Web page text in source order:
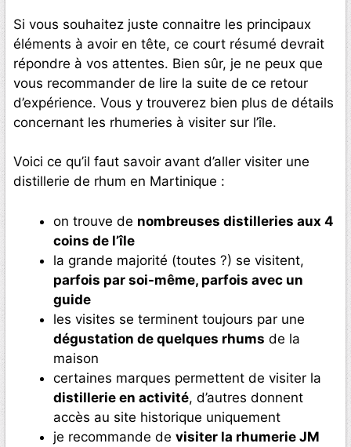
Si vous souhaitez juste connaitre les principaux
éléments à avoir en tête, ce court résumé devrait
répondre à vos attentes. Bien sûr, je ne peux que
vous recommander de lire la suite de ce retour
d’expérience. Vous y trouverez bien plus de détails
concernant les rhumeries à visiter sur l’île.
Voici ce qu’il faut savoir avant d’aller visiter une
distillerie de rhum en Martinique :
on trouve de nombreuses distilleries aux 4
coins de l’île
la grande majorité (toutes ?) se visitent,
parfois par soi-même, parfois avec un
guide
les visites se terminent toujours par une
dégustation de quelques rhums de la
maison
certaines marques permettent de visiter la
distillerie en activité, d’autres donnent
accès au site historique uniquement
je recommande de visiter la rhumerie JM